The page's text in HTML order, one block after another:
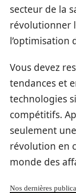
secteur de la
révolutionner
l’optimisation
Vous devez
tendances et
technologies
compétitifs.
seulement
révolution en
monde des
Nos dernières